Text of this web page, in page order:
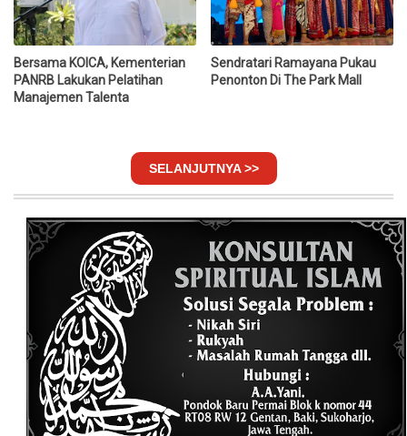
Bersama KOICA, Kementerian
PANRB Lakukan Pelatihan
Manajemen Talenta
Sendratari Ramayana Pukau
Penonton Di The Park Mall
SELANJUTNYA >>